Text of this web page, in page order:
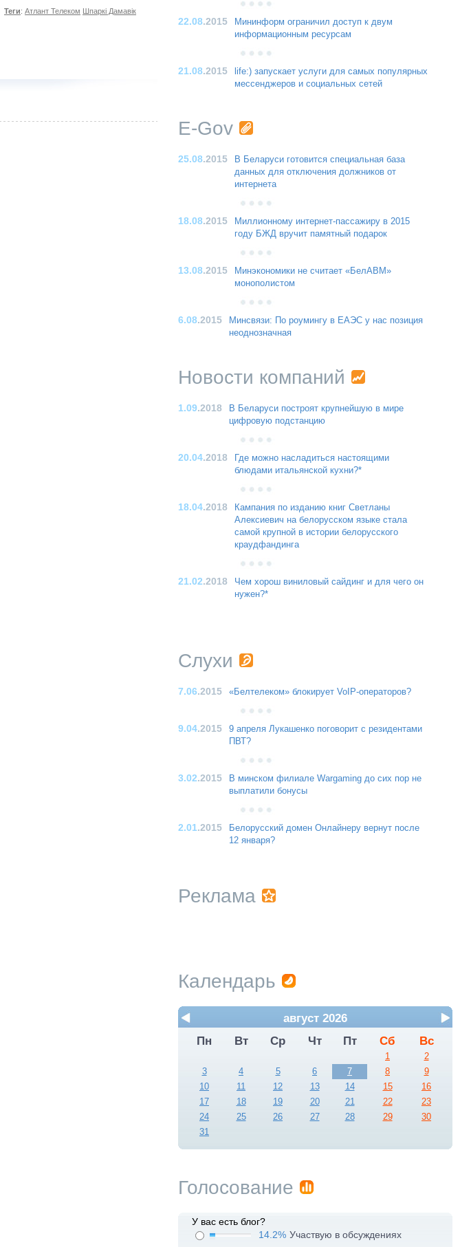
Теги: Атлант Телеком Шпаркі Дамавік
22.08.2015
Мининформ ограничил доступ к двум
информационным ресурсам
21.08.2015
life:) запускает услуги для самых популярных
мессенджеров и социальных сетей
E-Gov
25.08.2015
В Беларуси готовится специальная база
данных для отключения должников от
интернета
18.08.2015
Миллионному интернет-пассажиру в 2015
году БЖД вручит памятный подарок
13.08.2015
Минэкономики не считает «БелАВМ»
монополистом
6.08.2015
Минсвязи: По роумингу в ЕАЭС у нас позиция
неоднозначная
Новости компаний
1.09.2018
В Беларуси построят крупнейшую в мире
цифровую подстанцию
20.04.2018
Где можно насладиться настоящими
блюдами итальянской кухни?*
18.04.2018
Кампания по изданию книг Светланы
Алексиевич на белорусском языке стала
самой крупной в истории белорусского
краудфандинга
21.02.2018
Чем хорош виниловый сайдинг и для чего он
нужен?*
Слухи
7.06.2015 «Белтелеком» блокирует VoIP-операторов?
9.04.2015
9 апреля Лукашенко поговорит с резидентами
ПВТ?
3.02.2015
В минском филиале Wargaming до сих пор не
выплатили бонусы
2.01.2015
Белорусский домен Онлайнеру вернут после
12 января?
Реклама
Календарь
август 2026
Пн
Вт Ср Чт Пт Сб Вс
1
2
3
4 5 6 7 8
9
10
11 12 13 14 15
16
17
18 19 20 21 22
23
24
25 26 27 28 29
30
31
Голосование
У вас есть блог?
14.2% Участвую в обсуждениях